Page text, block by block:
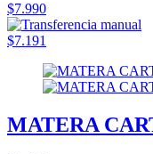
$7.990
$7.191
MATERA